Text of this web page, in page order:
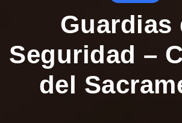
Guardias
Seguridad –
del